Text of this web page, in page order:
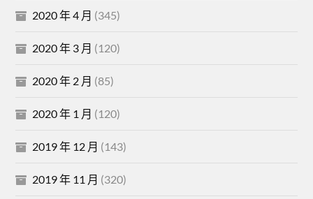
2020 年 4 月 (345)
2020 年 3 月 (120)
2020 年 2 月 (85)
2020 年 1 月 (120)
2019 年 12 月 (143)
2019 年 11 月 (320)